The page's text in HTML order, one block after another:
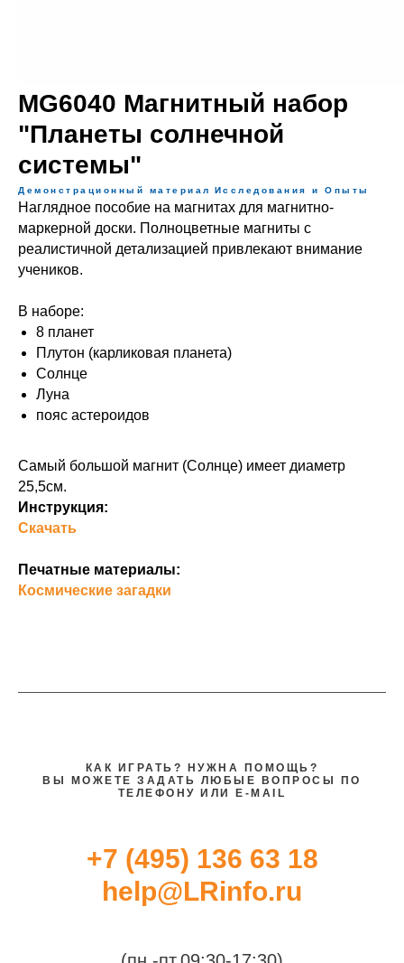
MG6040 Магнитный набор
"Планеты солнечной
системы"
Демонстрационный материал Исследования и Опыты
Наглядное пособие на магнитах для магнитно-
маркерной доски. Полноцветные магниты с
реалистичной детализацией привлекают внимание
учеников.
В наборе:
8 планет
Плутон (карликовая планета)
Солнце
Луна
пояс астероидов
Самый большой магнит (Солнце) имеет диаметр
25,5см.
Инструкция:
Скачать
Печатные материалы:
Космические загадки
КАК ИГРАТЬ? НУЖНА ПОМОЩЬ?
ВЫ МОЖЕТЕ ЗАДАТЬ ЛЮБЫЕ ВОПРОСЫ ПО
ТЕЛЕФОНУ ИЛИ E-MAIL
+7 (495) 136 63 18
help@LRinfo.ru